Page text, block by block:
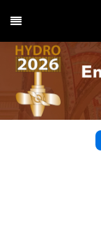
Attiva / disattiva